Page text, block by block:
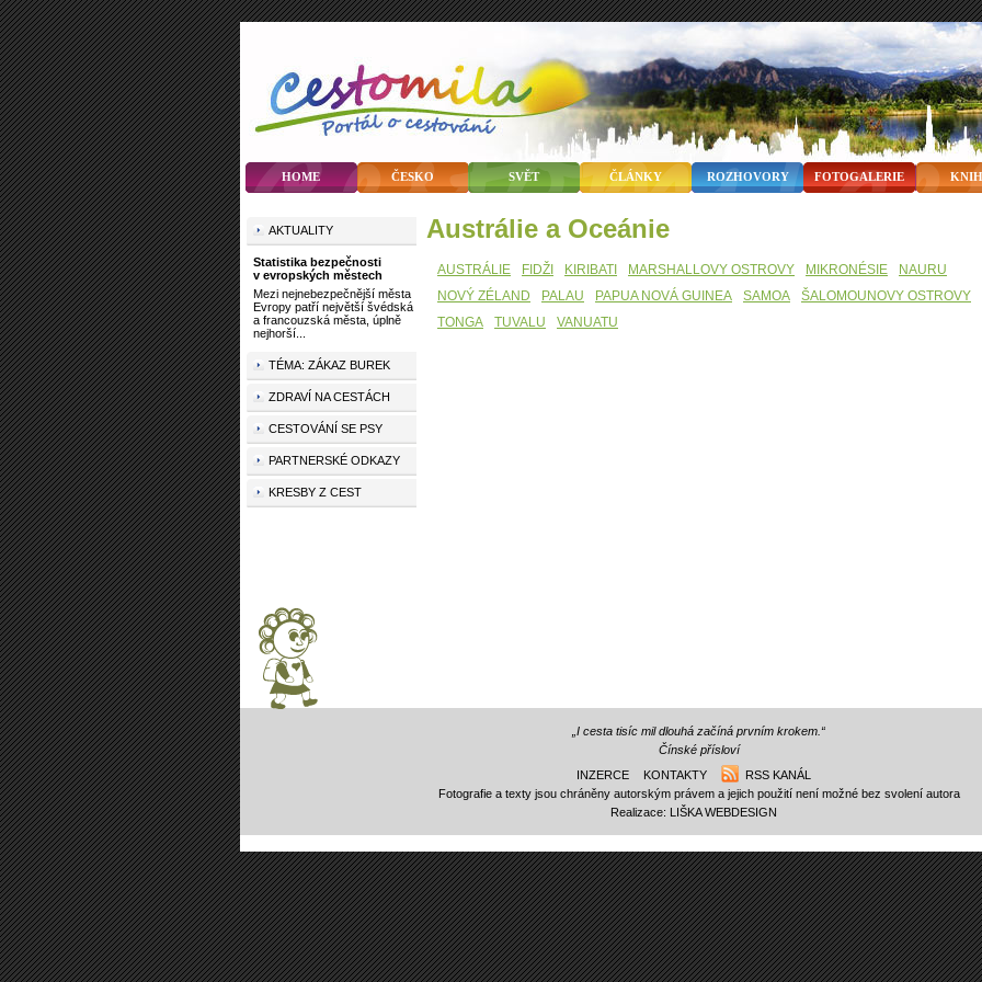
HOME ČESKO SVĚT ČLÁNKY ROZHOVORY FOTOGALERIE
Austrálie a Oceánie
AUSTRÁLIE FIDŽI KIRIBATI MARSHALLOVY OSTROVY MIKRONÉSIE
NAURU
NOVÝ ZÉLAND
PALAU PAPUA NOVÁ GUINEA SAMOA
ŠALOMOUNOVY OSTROVY
TONGA
TUVALU VANUATU
AKTUALITY
Statistika bezpečnosti
v evropských městech
Mezi nejnebezpečnější města
Evropy patří největší švédská
a francouzská města, úplně
nejhorší...
TÉMA: ZÁKAZ BUREK
ZDRAVÍ NA CESTÁCH
CESTOVÁNÍ SE PSY
PARTNERSKÉ ODKAZY
KRESBY Z CEST
„I cesta tisíc mil dlouhá začíná prvním krokem.“
Čínské přísloví
INZERCE
KONTAKTY
RSS KANÁL
Fotografie a texty jsou chráněny autorským právem a jejich použití není možné bez svolení autora
Realizace: LIŠKA WEBDESIGN